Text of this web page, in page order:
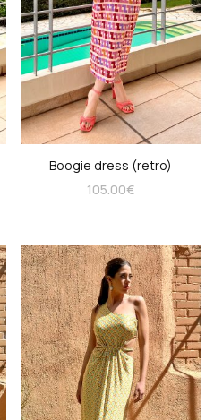
Boogie dress (retro)
105.00€